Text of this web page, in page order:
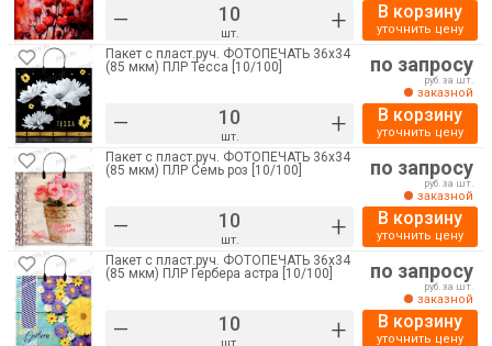
– шт. + В корзину
уточнить цену
Пакет с пласт.руч. ФОТОПЕЧАТЬ 36х34
(85 мкм) ПЛР Тесса [10/100]
– шт. +
по запросу
руб. за шт.
заказной
В корзину
уточнить цену
Пакет с пласт.руч. ФОТОПЕЧАТЬ 36х34
(85 мкм) ПЛР Семь роз [10/100]
– шт. +
по запросу
руб. за шт.
заказной
В корзину
уточнить цену
Пакет с пласт.руч. ФОТОПЕЧАТЬ 36х34
(85 мкм) ПЛР Гербера астра [10/100]
– +
по запросу
руб. за шт.
заказной
В корзину
уточнить цену